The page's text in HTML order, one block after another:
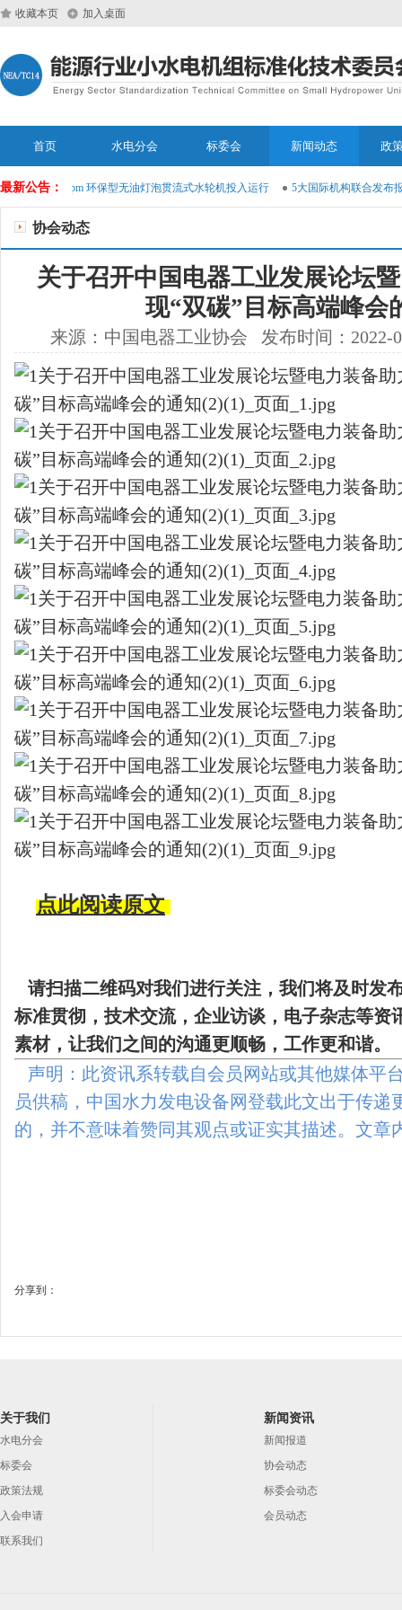
收藏本页 加入桌面
首页 水电分会 标委会 新闻动态 政
最新公告：
恩莱吉:214rpm 环保型无油灯泡贯流式水轮机投入运行 5大国际机构联合发布报
协会动态
关于召开中国电器工业发展论坛
现“双碳”目标高端峰会
来源：中国电器工业协会 发布时间：2022-
点此阅读原文
请扫描二维码对我们进行关注，我们将及时发
标准贯彻，技术交流，企业访谈，电子杂志等资
素材，让我们之间的沟通更顺畅，工作更和谐。
声明：此资讯系转载自会员网站或其他媒体平
员供稿，中国水力发电设备网登载此文出于传递
的，并不意味着赞同其观点或证实其描述。文章
分享到：
关于我们
水电分会
标委会
政策法规
入会申请
联系我们
新闻资讯
新闻报道
协会动态
标委会动态
会员动态